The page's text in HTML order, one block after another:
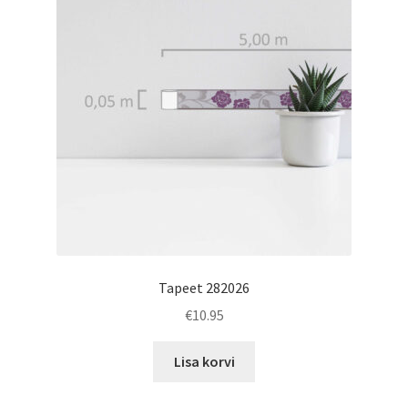
Tapeet 282026
€10.95
Lisa korvi